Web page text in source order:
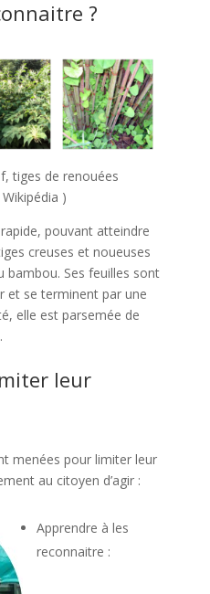
?
tiges de renouées
)
pouvant atteindre
creuses et noueuses
bambou. Ses feuilles sont
se terminent par une
elle est parsemée de
leur
menées pour limiter leur
au citoyen d’agir :
Apprendre à les
reconnaitre :